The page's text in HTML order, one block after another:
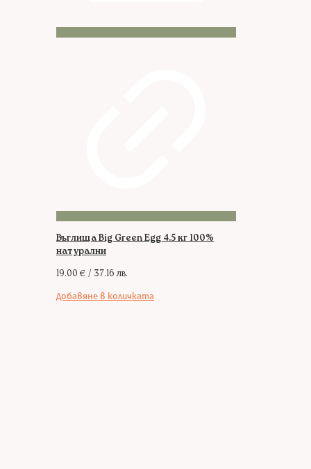
Въглища Big Green Egg 4.5 кг 100%
натурални
19.00 € / 37.16 лв.
Добавяне в количката